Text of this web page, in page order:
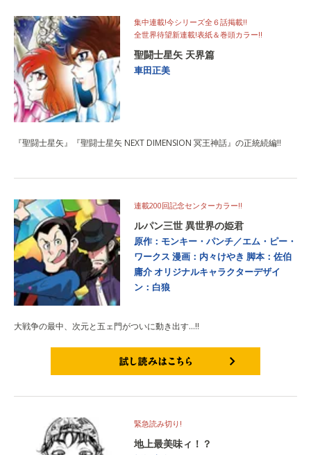
集中連載!今シリーズ全６話掲載!!
全世界待望新連載!表紙＆巻頭カラー!!
聖闘士星矢 天界篇
車田正美
『聖闘士星矢』『聖闘士星矢 NEXT DIMENSION 冥王神話』の正統続編!!
連載200回記念センターカラー!!
ルパン三世 異世界の姫君
原作：モンキー・パンチ／エム・ピー・
ワークス 漫画：内々けやき 脚本：佐伯
庸介オリジナルキャラクターデザイ
ン：白狼
大戦争の最中、次元と五ェ門がついに動き出す…!!
緊急読み切り!
地上最美味ィ！？